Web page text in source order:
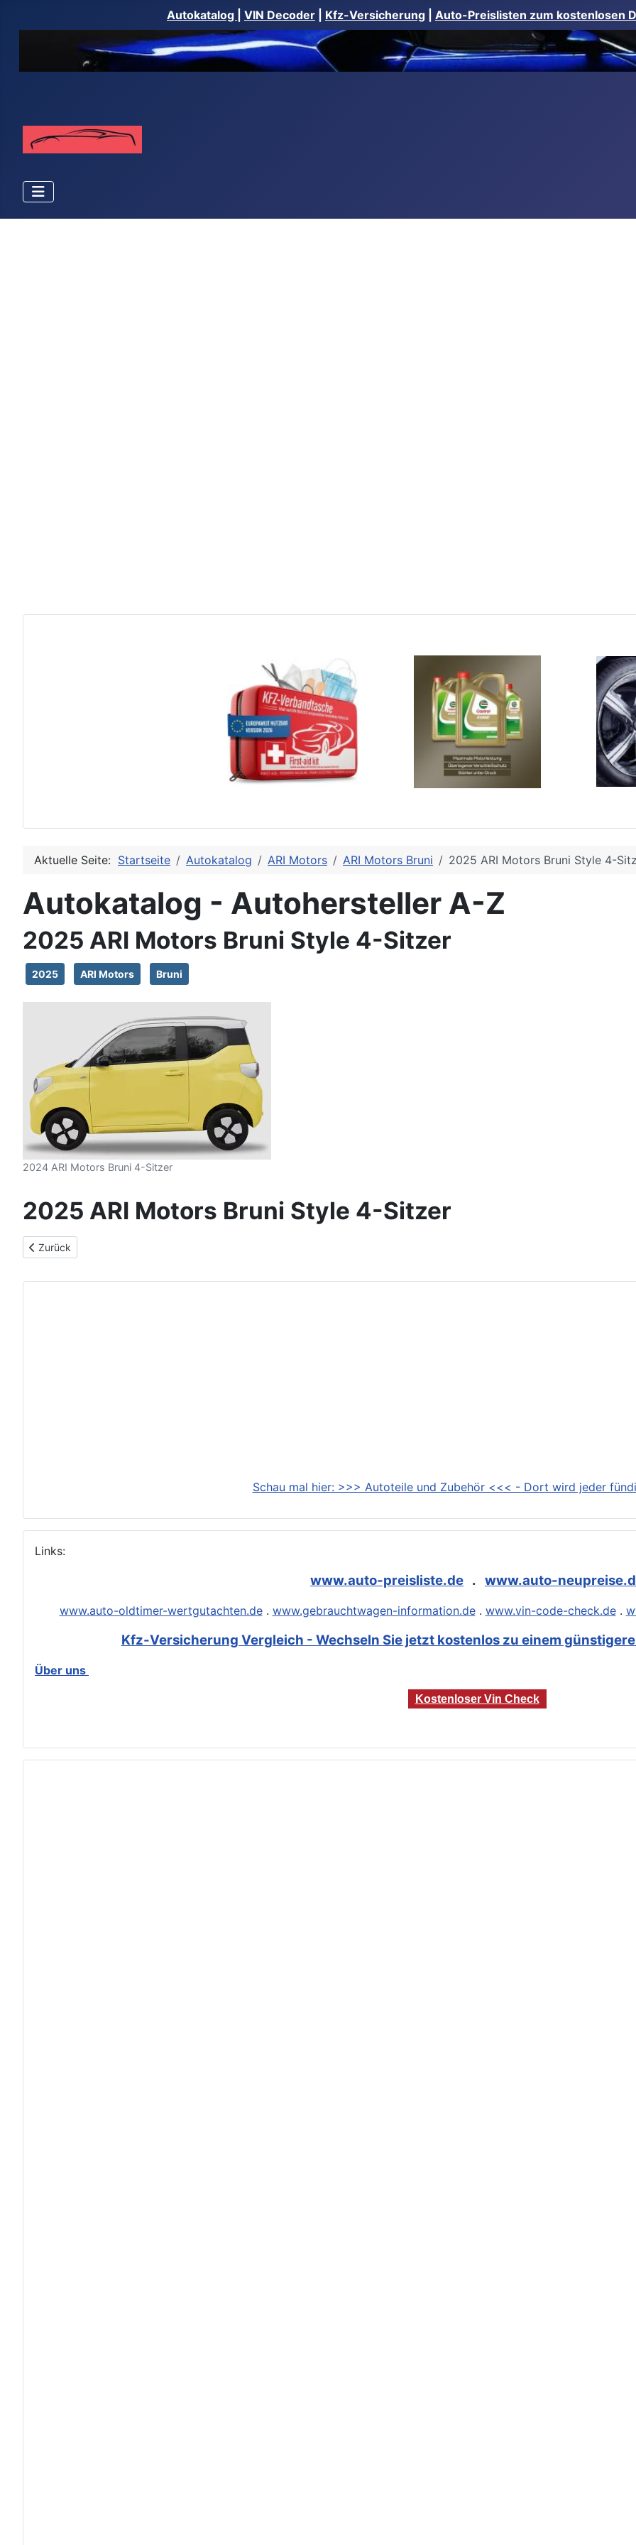
Autokatalog VIN Decoder Kfz-Versicherung Auto-Preislisten zum kostenlosen
Aktuelle Seite: Startseite Autokatalog ARI Motors ARI Motors Bruni 2025 ARI Motors Bruni Style 4-
Autokatalog - Autohersteller A-Z
2025 ARI Motors Bruni Style 4-Sitzer
2025 ARI Motors Bruni
2024 ARI Motors Bruni 4-Sitzer
2025 ARI Motors Bruni Style 4-Sitzer
Vorheriger Beitrag: 2025 ARI Motors Bruni Pure 4-Sitzer
Zurück
Schau mal hier: >>> Autoteile und Zubehör <<< - Dort wird jeder
Links:
www.auto-preisliste.de . www.auto-
www.auto-oldtimer-wertgutachten.de. www.gebrauchtwagen-information.de. www.vin-code-check.de.
Kfz-Versicherung Vergleich - Wechseln Sie jetzt kostenlos zu einem
Über uns
Kostenloser Vin Check